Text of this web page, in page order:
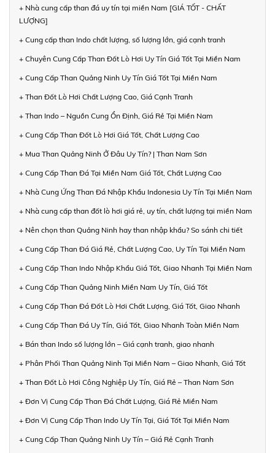
+ Nhà cung cấp than đá uy tín tại miền Nam [GIÁ TỐT - CHẤT
LƯỢNG]
+ Cung cấp than Indo chất lượng, số lượng lớn, giá cạnh tranh
+ Chuyên Cung Cấp Than Đốt Lò Hơi Uy Tín Giá Tốt Tại Miền Nam
+ Cung Cấp Than Quảng Ninh Uy Tín Giá Tốt Tại Miền Nam
+ Than Đốt Lò Hơi Chất Lượng Cao, Giá Cạnh Tranh
+ Than Indo – Nguồn Cung Ổn Định, Giá Rẻ Tại Miền Nam
+ Cung Cấp Than Đốt Lò Hơi Giá Tốt, Chất Lượng Cao
+ Mua Than Quảng Ninh Ở Đâu Uy Tín? | Than Nam Sơn
+ Cung Cấp Than Đá Tại Miền Nam Giá Tốt, Chất Lượng Cao
+ Nhà Cung Ứng Than Đá Nhập Khẩu Indonesia Uy Tín Tại Miền Nam
+ Nhà cung cấp than đốt lò hơi giá rẻ, uy tín, chất lượng tại miền Nam
+ Nên chọn than Quảng Ninh hay than nhập khẩu? So sánh chi tiết
+ Cung Cấp Than Đá Giá Rẻ, Chất Lượng Cao, Uy Tín Tại Miền Nam
+ Cung Cấp Than Indo Nhập Khẩu Giá Tốt, Giao Nhanh Tại Miền Nam
+ Cung Cấp Than Quảng Ninh Miền Nam Uy Tín, Giá Tốt
+ Cung Cấp Than Đá Đốt Lò Hơi Chất Lượng, Giá Tốt, Giao Nhanh
+ Cung Cấp Than Đá Uy Tín, Giá Tốt, Giao Nhanh Toàn Miền Nam
+ Bán than Indo số lượng lớn – Giá cạnh tranh, giao nhanh
+ Phân Phối Than Quảng Ninh Tại Miền Nam – Giao Nhanh, Giá Tốt
+ Than Đốt Lò Hơi Công Nghiệp Uy Tín, Giá Rẻ – Than Nam Sơn
+ Đơn Vị Cung Cấp Than Đá Chất Lượng, Giá Rẻ Miền Nam
+ Đơn Vị Cung Cấp Than Indo Uy Tín Tại, Giá Tốt Tại Miền Nam
+ Cung Cấp Than Quảng Ninh Uy Tín – Giá Rẻ Cạnh Tranh